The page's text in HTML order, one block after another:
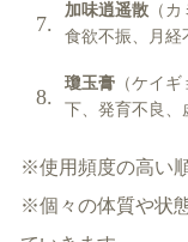
加味逍遥散（カ
食欲不振、月経
瓊玉膏（ケイ
下、発育不良、
※使用頻度の高い
※個々の体質や状